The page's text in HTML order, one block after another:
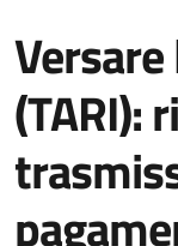
(TARI):